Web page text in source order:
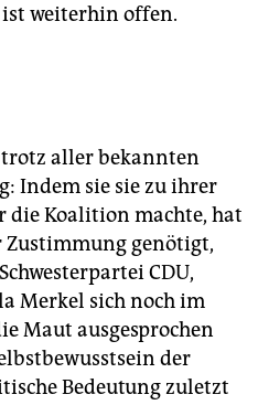
weiterhin offen.
trotz aller bekannten
Indem sie sie zu ihrer
Koalition machte, hat
Zustimmung genötigt,
CDU,
Merkel sich noch im
Maut ausgesprochen
der
Bedeutung zuletzt